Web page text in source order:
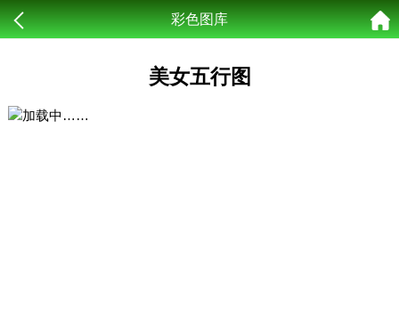
彩色图库
美女五行图